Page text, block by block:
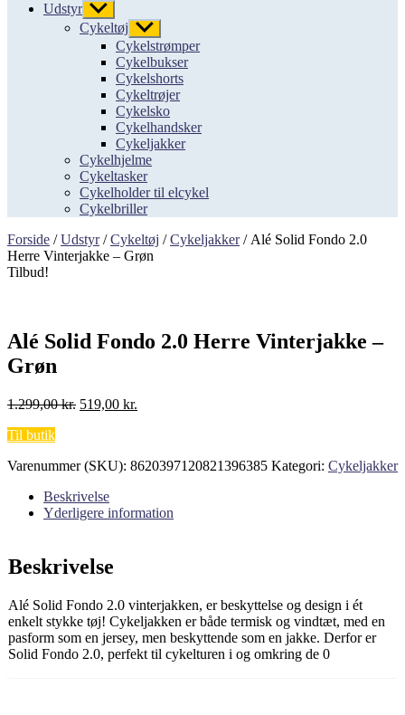
Udstyr Vis
undermenu
Cykeltøj Vis
undermenu
Cykelstrømper
Cykelbukser
Cykelshorts
Cykeltrøjer
Cykelsko
Cykelhandsker
Cykeljakker
Cykelhjelme
Cykeltasker
Cykelholder til elcykel
Cykelbriller
Forside /Udstyr/Cykeltøj /Cykeljakker/ Alé Solid Fondo 2.0
Herre Vinterjakke – Grøn
Tilbud!
Alé Solid Fondo 2.0 Herre Vinterjakke –
Grøn
1.299,00kr. Den
1.299,00 kr..
519,00 kr.
519,00 kr..
Til butik
Varenummer (SKU): 8620397120821396385 Kategori: Cykeljakker
Beskrivelse
Yderligere information
Beskrivelse
Alé Solid Fondo 2.0 vinterjakken, er beskyttelse og design i ét
enkelt stykke tøj! Cykeljakken er både termisk og vindtæt, med en
pasform som en jersey, men beskyttende som en jakke. Derfor er
Solid Fondo 2.0, perfekt til cykelturen i og omkring de 0